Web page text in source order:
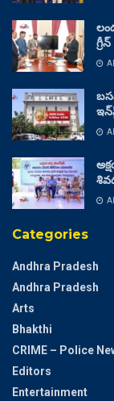
Categories
Andhra Pradesh
Andhra Pradesh
Arts
Bhakthi
CRIME – Police
Editors
Entertainment